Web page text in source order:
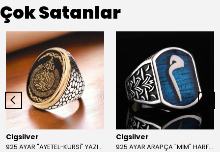
Çok Satanlar
Clgsilver
925 AYAR "AYETEL-KÜRSİ" YAZILI GÜMÜŞ ERKEK YÜZÜK
Clgsilver
925 AYAR ARAPÇA "MİM" HARFLİ GÜMÜŞ ERKEK YÜZÜK